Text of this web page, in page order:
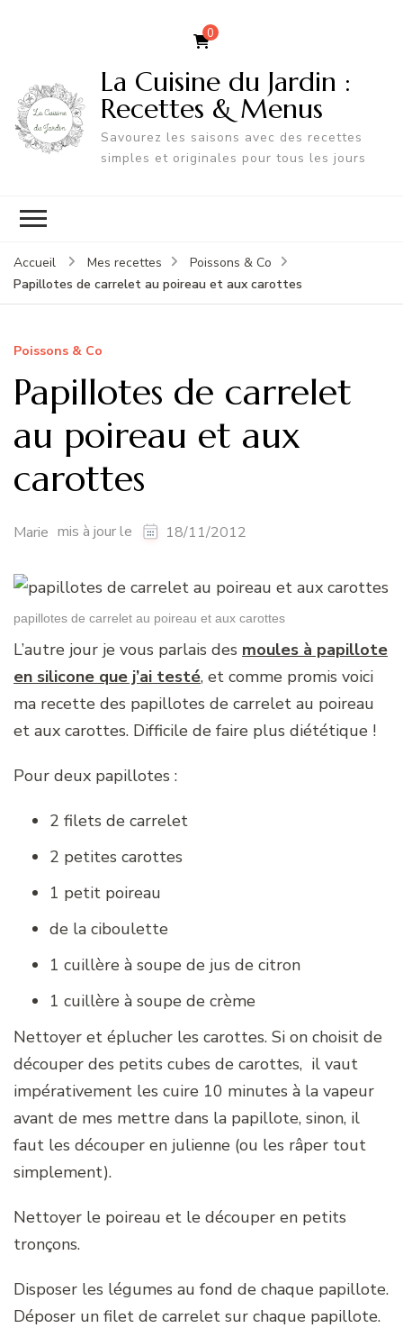
0
La Cuisine du Jardin :
Recettes & Menus
Savourez les saisons avec des recettes
simples et originales pour tous les jours
Accueil Mes recettes
Poissons & Co
Papillotes de carrelet au poireau et aux carottes
Poissons & Co
Papillotes de carrelet
au poireau et aux
carottes
Marie mis à jour le 18/11/2012
papillotes de carrelet au poireau et aux carottes
L’autre jour je vous parlais des moules à papillote
en silicone que j’ai testé, et comme promis voici
ma recette des papillotes de carrelet au poireau
et aux carottes. Difficile de faire plus diététique !
Pour deux papillotes :
2 filets de carrelet
2 petites carottes
1 petit poireau
de la ciboulette
1 cuillère à soupe de jus de citron
1 cuillère à soupe de crème
Nettoyer et éplucher les carottes. Si on choisit de
découper des petits cubes de carottes, il vaut
impérativement les cuire 10 minutes à la vapeur
avant de mes mettre dans la papillote, sinon, il
faut les découper en julienne (ou les râper tout
simplement).
Nettoyer le poireau et le découper en petits
tronçons.
Disposer les légumes au fond de chaque papillote.
Déposer un filet de carrelet sur chaque papillote.